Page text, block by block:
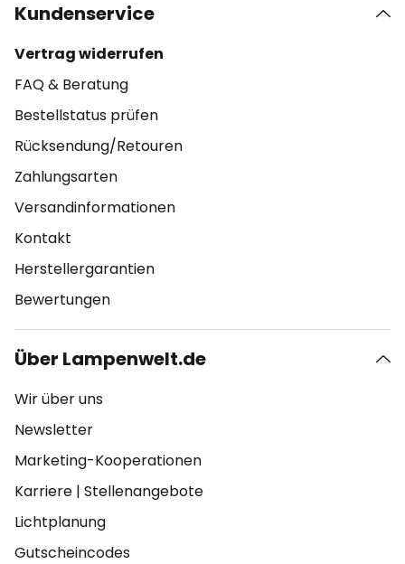
Kundenservice
Vertrag widerrufen
FAQ & Beratung
Bestellstatus prüfen
Rücksendung/Retouren
Zahlungsarten
Versandinformationen
Kontakt
Herstellergarantien
Bewertungen
Über Lampenwelt.de
Wir über uns
Newsletter
Marketing-Kooperationen
Karriere | Stellenangebote
Lichtplanung
Gutscheincodes